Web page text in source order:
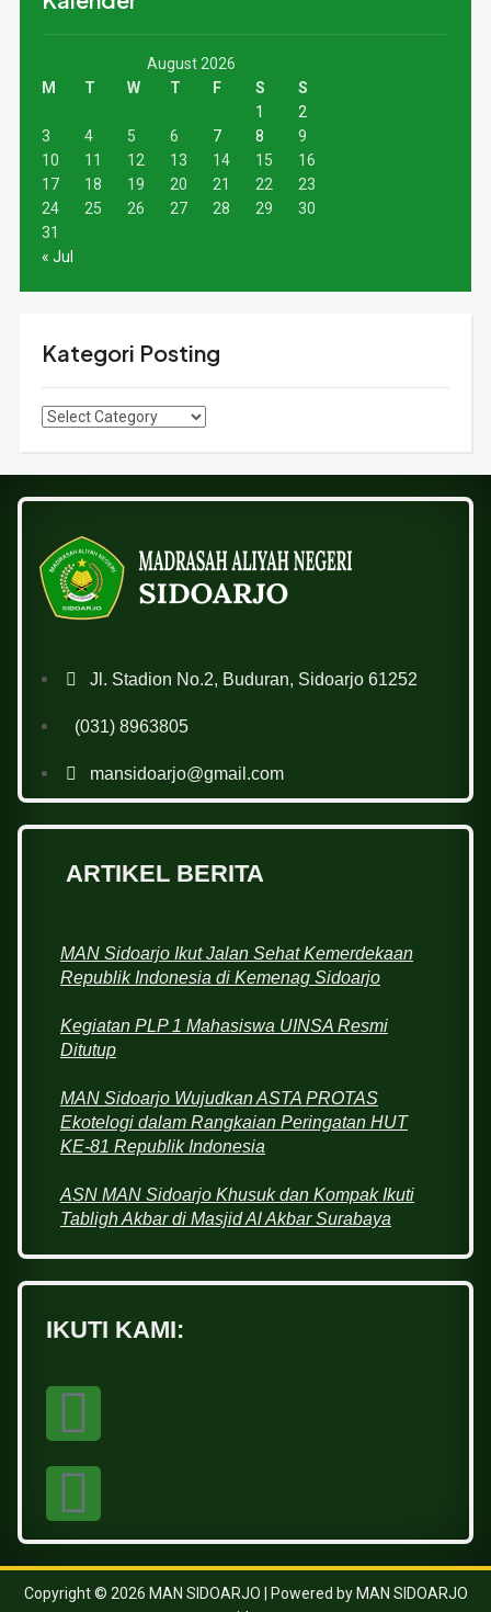
August 2026
M
T W T F S
S
1
2
3
4 5 6 7 8
9
10
11 12 13 14 15
16
17
18 19 20 21 22
23
24
25 26 27 28 29
30
31
« Jul
Kategori Posting
Jl. Stadion No.2, Buduran, Sidoarjo 61252
(031) 8963805
mansidoarjo@gmail.com
ARTIKEL BERITA
MAN Sidoarjo Ikut Jalan Sehat Kemerdekaan
Republik Indonesia di Kemenag Sidoarjo
Kegiatan PLP 1 Mahasiswa UINSA Resmi
Ditutup
MAN Sidoarjo Wujudkan ASTA PROTAS
Ekotelogi dalam Rangkaian Peringatan HUT
KE-81 Republik Indonesia
ASN MAN Sidoarjo Khusuk dan Kompak Ikuti
Tabligh Akbar di Masjid Al Akbar Surabaya
IKUTI KAMI:
Copyright © 2026 MAN SIDOARJO | Powered by MAN SIDOARJO